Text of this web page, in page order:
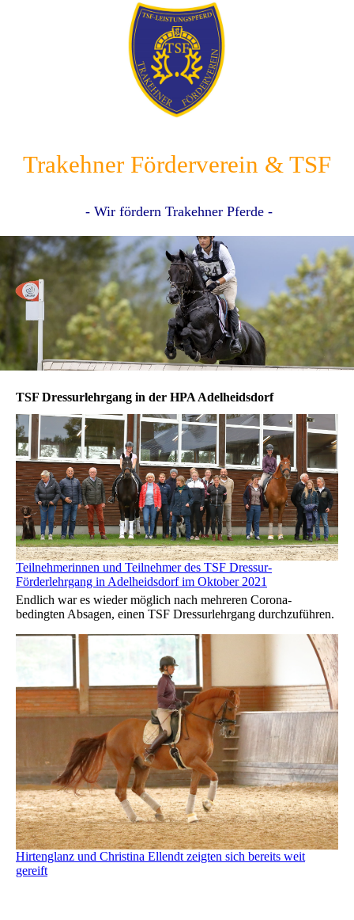
Trakehner Förderverein & TSF
- Wir fördern Trakehner Pferde -
TSF Dressurlehrgang in der HPA Adelheidsdorf
Teilnehmerinnen und Teilnehmer des TSF Dressur-
Förderlehrgang in Adelheidsdorf im Oktober 2021
Endlich war es wieder möglich nach mehreren Corona-
bedingten Absagen, einen TSF Dressurlehrgang durchzuführen.
Hirtenglanz und Christina Ellendt zeigten sich bereits weit
gereift